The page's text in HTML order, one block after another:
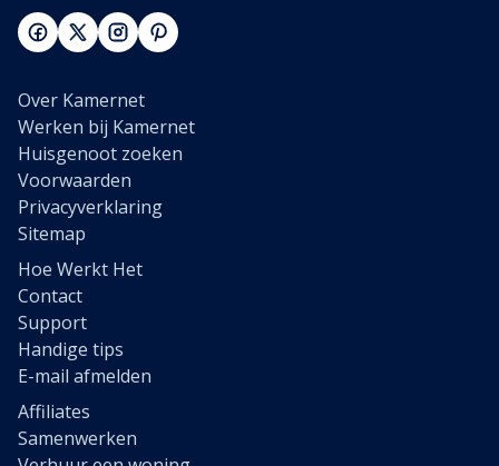
Over Kamernet
Werken bij Kamernet
Huisgenoot zoeken
Voorwaarden
Privacyverklaring
Sitemap
Hoe Werkt Het
Contact
Support
Handige tips
E-mail afmelden
Affiliates
Samenwerken